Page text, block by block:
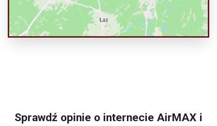
Sprawdź opinie o internecie AirMAX i